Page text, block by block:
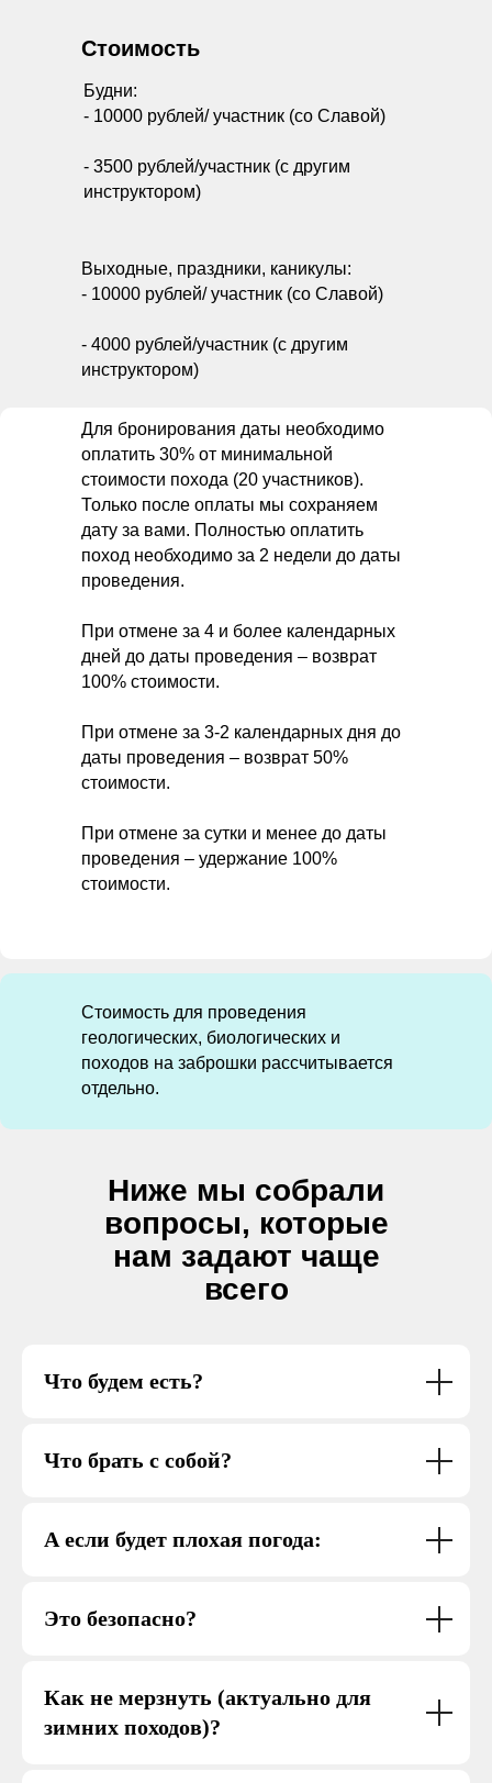
Будни:
- 10000 рублей/ участник (со Славой)
- 3500 рублей/участник (с другим
инструктором)
Стоимость
Выходные, праздники, каникулы:
- 10000 рублей/ участник (со Славой)
- 4000 рублей/участник (с другим
инструктором)
Стоимость для проведения
геологических, биологических и
походов на заброшки рассчитывается
отдельно.
Для бронирования даты необходимо
оплатить 30% от минимальной
стоимости похода (20 участников).
Только после оплаты мы сохраняем
дату за вами. Полностью оплатить
поход необходимо за 2 недели до даты
проведения.
При отмене за 4 и более календарных
дней до даты проведения – возврат
100% стоимости.
При отмене за 3-2 календарных дня до
даты проведения – возврат 50%
стоимости.
При отмене за сутки и менее до даты
проведения – удержание 100%
стоимости.
Ниже мы собрали
вопросы, которые
нам задают чаще
всего
Что будем есть?
Что брать с собой?
А если будет плохая погода:
Это безопасно?
Как не мерзнуть (актуально для
зимних походов)?